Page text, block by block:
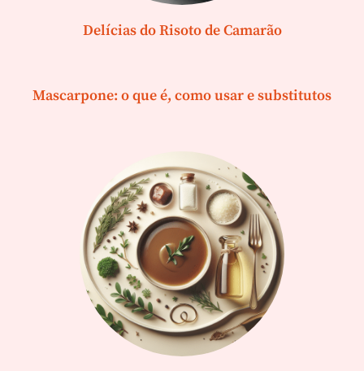
Delícias do Risoto de Camarão
Mascarpone: o que é, como usar e substitutos